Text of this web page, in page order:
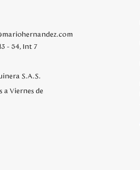
- 54, Int 7
S.A.S.
a Viernes de